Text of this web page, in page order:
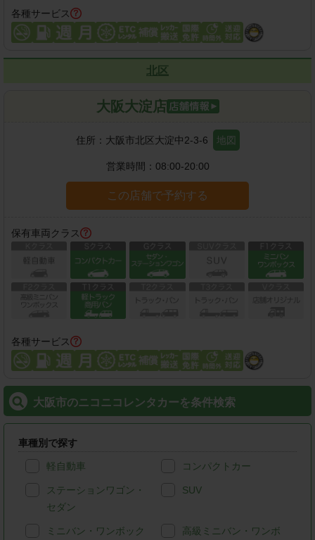
各種サービス
北区
大阪大淀店
住所： 大阪市北区大淀中2-3-6 地図
営業時間： 08:00-20:00
この店舗で予約する
保有車両クラス
各種サービス
大阪市のニコニコレンタカーを条件検索
車種別で探す
軽自動車 コンパクトカー
ステーションワゴン・
セダン
SUV
ミニバン・ワンボック
高級ミニバン・ワンボ